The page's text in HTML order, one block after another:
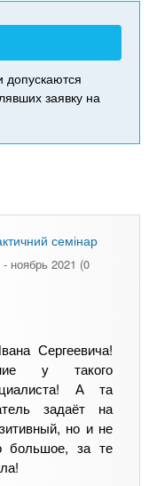
допускаются
заявку на
семінар
ноябрь 2021 (0
Сергеевича!
у такого
А та
задаёт на
но и не
большое, за те